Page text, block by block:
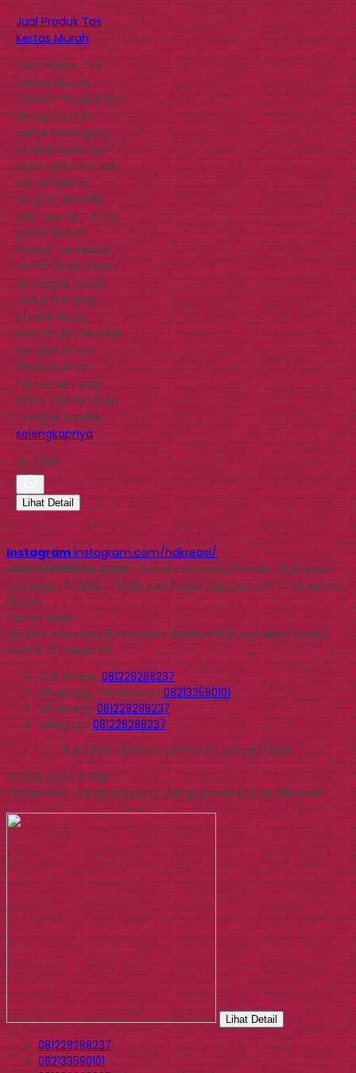
Jual Produk Tas
Kertas Murah
Jual Produk Tas
Kertas Murah
Custom Produk tas
kertas murah
untuk packaging
produk butik dan
cake brwonies dari
bahan kertas
recycle dicetak
satu warna – 4 sisi,
gratis desain!
Produk tas kertas
ramah lingkungan
ini sangat cocok
untuk bungkus
produk Anda,
terlebih jika dicetak
dengan brand
Anda, bukhan
hanya kemasan
biasa, namun juga
menjadi media…
selengkapnya
Rp 3.000
Lihat Detail
Instagram instagram.com/hdkreasi/
JUALPAPERBAG.COM- Solusi Kemasan Ramah Lingkungan
Copyright © 2014 - 2026 Jual Paper Bag Custom | Tas Kertas
Murah
Kontak Kami
Apabila ada yang ditanyakan, silahkan hubungi kami melalui
kontak di bawah ini.
Call Center081228288237
WhatsappPemesanan 082133590101
Whatsapp081228288237
Telegram081228288237
Buka jam 09.00 s/d jam 16.00 , Minggu tutup
Produk Quick Order
Pemesanan dapat langsung menghubungi kontak dibawah:
Lihat Detail
081228288237
082133590101